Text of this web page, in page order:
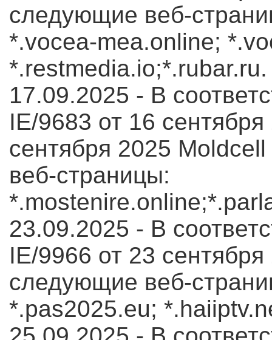
следующие веб-
*.vocea-mea.online;
*.restmedia.io;*.rubar.ru.
17.09.2025 - В
IE/9683 от 16
сентября 2025
веб-страницы:
23.09.2025 - В
IE/9966 от 23
следующие веб-
*.pas2025.eu;